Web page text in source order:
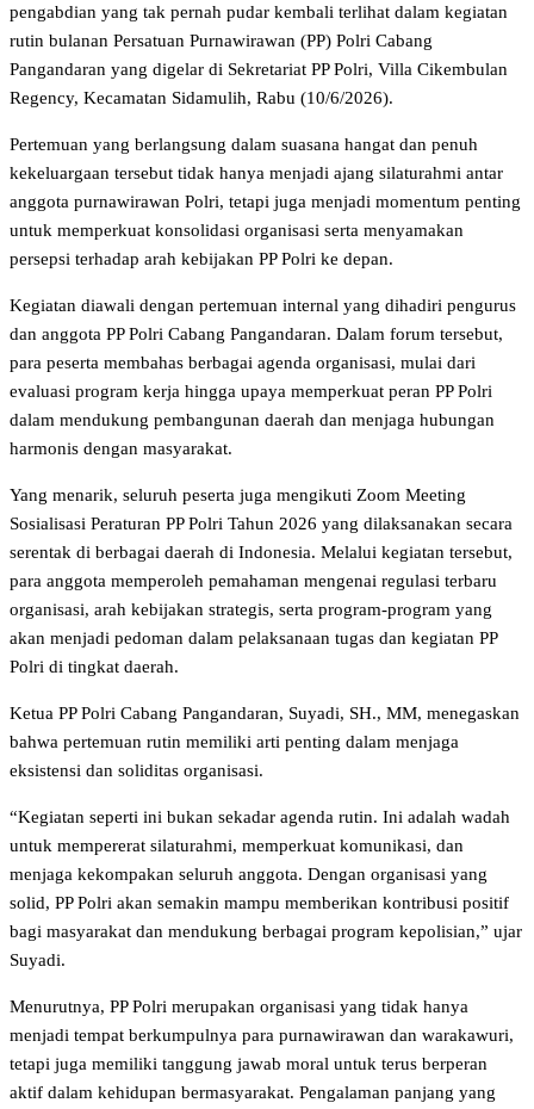
pengabdian yang tak pernah pudar kembali terlihat dalam kegiatan
rutin bulanan Persatuan Purnawirawan (PP) Polri Cabang
Pangandaran yang digelar di Sekretariat PP Polri, Villa Cikembulan
Regency, Kecamatan Sidamulih, Rabu (10/6/2026).
Pertemuan yang berlangsung dalam suasana hangat dan penuh
kekeluargaan tersebut tidak hanya menjadi ajang silaturahmi antar
anggota purnawirawan Polri, tetapi juga menjadi momentum penting
untuk memperkuat konsolidasi organisasi serta menyamakan
persepsi terhadap arah kebijakan PP Polri ke depan.
Kegiatan diawali dengan pertemuan internal yang dihadiri pengurus
dan anggota PP Polri Cabang Pangandaran. Dalam forum tersebut,
para peserta membahas berbagai agenda organisasi, mulai dari
evaluasi program kerja hingga upaya memperkuat peran PP Polri
dalam mendukung pembangunan daerah dan menjaga hubungan
harmonis dengan masyarakat.
Yang menarik, seluruh peserta juga mengikuti Zoom Meeting
Sosialisasi Peraturan PP Polri Tahun 2026 yang dilaksanakan secara
serentak di berbagai daerah di Indonesia. Melalui kegiatan tersebut,
para anggota memperoleh pemahaman mengenai regulasi terbaru
organisasi, arah kebijakan strategis, serta program-program yang
akan menjadi pedoman dalam pelaksanaan tugas dan kegiatan PP
Polri di tingkat daerah.
Ketua PP Polri Cabang Pangandaran, Suyadi, SH., MM, menegaskan
bahwa pertemuan rutin memiliki arti penting dalam menjaga
eksistensi dan soliditas organisasi.
“Kegiatan seperti ini bukan sekadar agenda rutin. Ini adalah wadah
untuk mempererat silaturahmi, memperkuat komunikasi, dan
menjaga kekompakan seluruh anggota. Dengan organisasi yang
solid, PP Polri akan semakin mampu memberikan kontribusi positif
bagi masyarakat dan mendukung berbagai program kepolisian,” ujar
Suyadi.
Menurutnya, PP Polri merupakan organisasi yang tidak hanya
menjadi tempat berkumpulnya para purnawirawan dan warakawuri,
tetapi juga memiliki tanggung jawab moral untuk terus berperan
aktif dalam kehidupan bermasyarakat. Pengalaman panjang yang